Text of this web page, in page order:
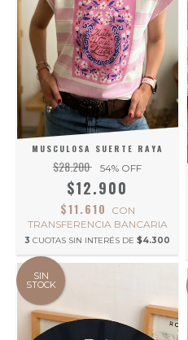
MUSCULOSA SUERTE RAYA
$28.200 54% OFF
$12.900
$11.610
CON
TRANSFERENCIA BANCARIA
3 CUOTAS SIN INTERÉS DE $4.300
SIN
STOCK